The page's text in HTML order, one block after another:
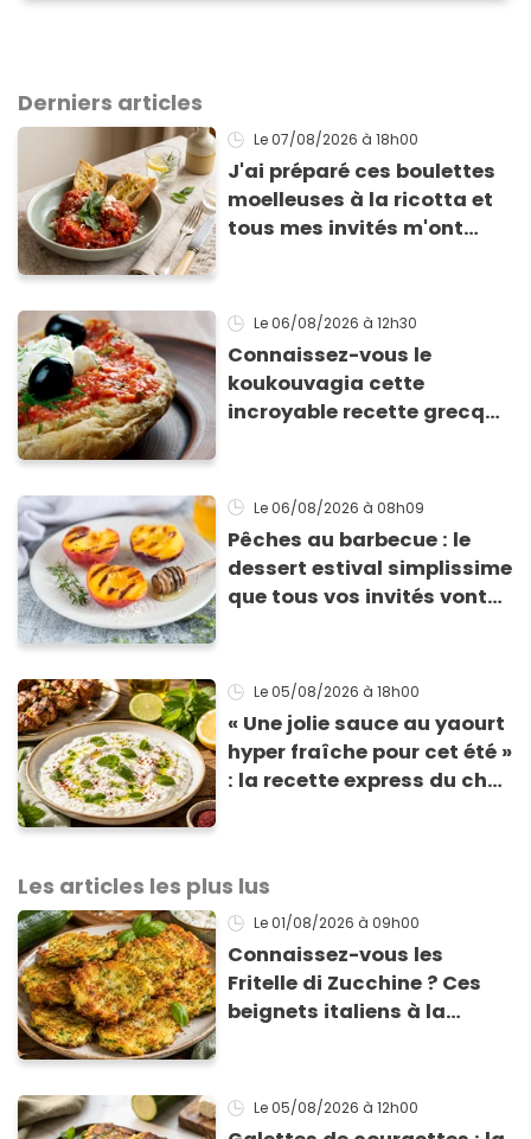
Derniers articles
Le 07/08/2026 à 18h00
J'ai préparé ces boulettes
moelleuses à la ricotta et
tous mes invités m'ont
Le 06/08/2026 à 12h30
Connaissez-vous le
koukouvagia cette
incroyable recette grecque
Le 06/08/2026 à 08h09
Pêches au barbecue : le
dessert estival simplissime
que tous vos invités vont
Le 05/08/2026 à 18h00
« Une jolie sauce au yaourt
hyper fraîche pour cet été »
: la recette express du chef
Les articles les plus lus
Le 01/08/2026 à 09h00
Connaissez-vous les
Fritelle di Zucchine ? Ces
beignets italiens à la
Le 05/08/2026 à 12h00